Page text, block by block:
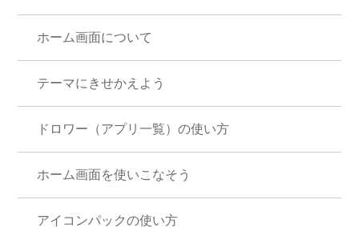
ホーム画面について
テーマにきせかえよう
ドロワー（アプリ一覧）の使い方
ホーム画面を使いこなそう
アイコンパックの使い方